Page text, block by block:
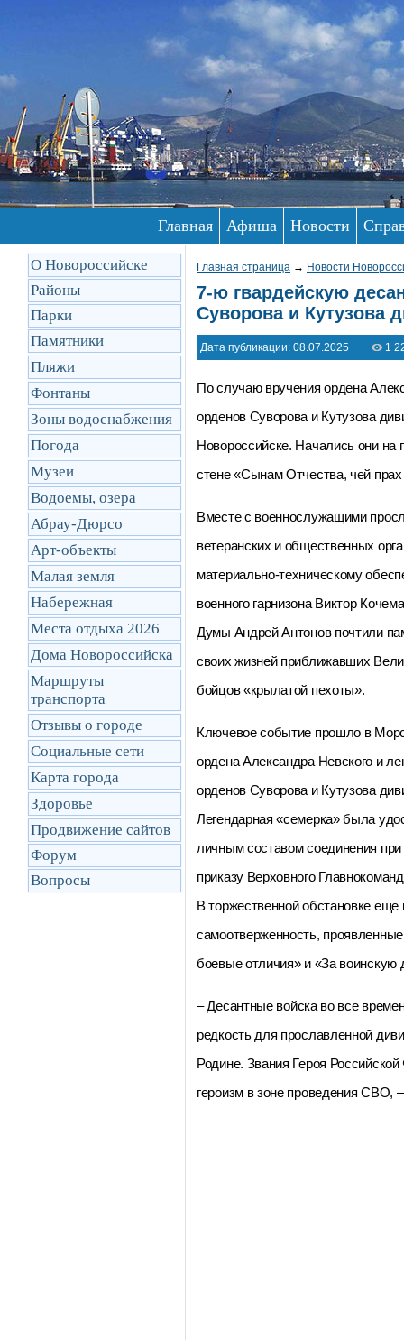
Главная Афиша Новости
О Новороссийске
Районы
Парки
Памятники
Пляжи
Фонтаны
Зоны водоснабжения
Погода
Музеи
Водоемы, озера
Абрау-Дюрсо
Арт-объекты
Малая земля
Набережная
Места отдыха 2026
Дома Новороссийска
Маршруты
транcпорта
Отзывы о городе
Социальные сети
Карта города
Здоровье
Продвижение сайтов
Форум
Вопросы
Главная страница → Новости
7-ю гвардейскую
Суворова и Кутузова
Дата публикации: 08.07.2025 1
По случаю вручения ордена
орденов Суворова и Кутузова
Новороссийске. Начались они
стене «Сынам Отчества, чей
Вместе с военнослужащими
ветеранских и общественных
материально-техническому
военного гарнизона Виктор
Думы Андрей Антонов почтили
своих жизней приближавших
бойцов «крылатой пехоты».
Ключевое событие прошло в
ордена Александра Невского и
орденов Суворова и Кутузова
Легендарная «семерка» была
личным составом соединения
приказу Верховного
В торжественной обстановке
самоотверженность,
боевые отличия» и «За воинскую
–Десантные войска во все
редкость для прославленной
Родине. Звания Героя
героизм в зоне проведения СВО, –